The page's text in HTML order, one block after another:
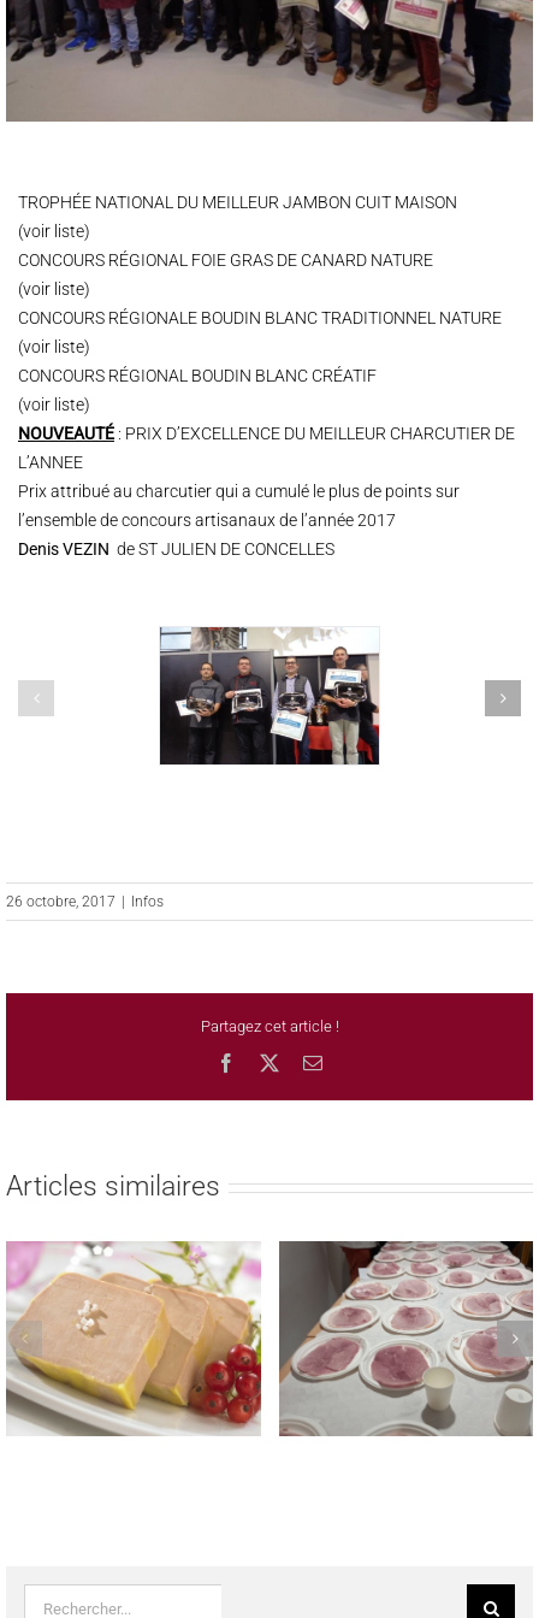
TROPHÉE NATIONAL DU MEILLEUR JAMBON CUIT MAISON
(voir liste)
CONCOURS RÉGIONAL FOIE GRAS DE CANARD NATURE
(voir liste)
CONCOURS RÉGIONALE BOUDIN BLANC TRADITIONNEL NATURE
(voir liste)
CONCOURS RÉGIONAL BOUDIN BLANC CRÉATIF
(voir liste)
NOUVEAUTÉ : PRIX D’EXCELLENCE DU MEILLEUR CHARCUTIER DE
L’ANNEE
Prix attribué au charcutier qui a cumulé le plus de points sur
l’ensemble de concours artisanaux de l’année 2017
Denis VEZIN de ST JULIEN DE CONCELLES
26 octobre, 2017 | Infos
Partagez cet article !
Facebook Email
Articles similaires
TROPHEE NATIONAL
MEILLEUR JAMBON CUIT
MAISON 2023
REMISE DES PRIX AUX
LAUREATS DES CONCOURS
REGIONAUX FROMAGE DE
TETE & SAUCISSON A L’AIL
FUME LE 22 MAI 2023
Rechercher: